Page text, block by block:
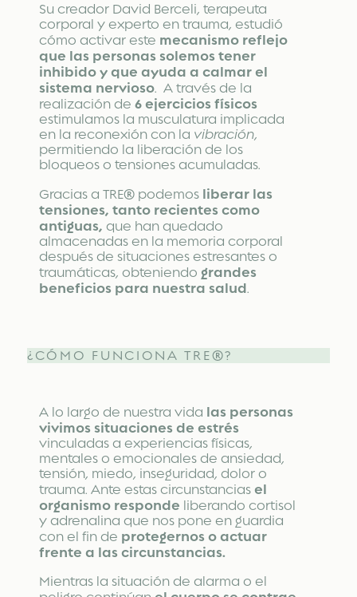
Su creador David Berceli, terapeuta
corporal y experto en trauma, estudió
cómo activar este mecanismo reflejo
que las personas solemos tener
inhibido y que ayuda a calmar el
sistema nervioso. A través de la
realización de6 ejercicios físicos
estimulamos la musculatura implicada
en la reconexión con la vibración,
permitiendo la liberación de los
bloqueos o tensiones acumuladas.
Gracias a TRE® podemos liberar las
tensiones, tanto recientes como
antiguas, que han quedado
almacenadas en la memoria corporal
después de situaciones estresantes o
traumáticas, obteniendo grandes
beneficios para nuestra salud.
¿CÓMO FUNCIONA TRE®?
A lo largo de nuestra vida las personas
vivimos situaciones de estrés
vinculadas a experiencias físicas,
mentales o emocionales de ansiedad,
tensión, miedo, inseguridad, dolor o
trauma. Ante estas circunstanciasel
organismo responde liberando cortisol
y adrenalina que nos pone en guardia
con el fin de protegernos o actuar
frente a las circunstancias.
Mientras la situación de alarma o el